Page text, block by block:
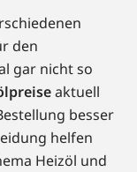
den
gar nicht so
aktuell
besser
helfen
Heizöl und